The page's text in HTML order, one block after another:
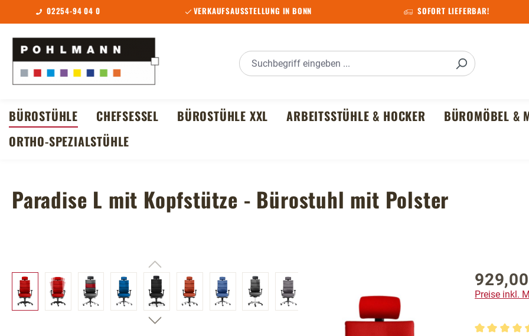
Hauptinhalt springen
Zur Suche springen
Zur Hauptnavigation springen
02254-94 04 0 VERKAUFSAUSSTELLUNG IN BONN SOFORT LIEFERBAR!
BÜROSTÜHLE CHEFSESSEL BÜROSTÜHLE XXL ARBEITSSTÜHLE & HOCKER BÜROMÖBEL &
ORTHO-SPEZIALSTÜHLE
Paradise L mit Kopfstütze - Bürostuhl mit Polster
Bildergalerie überspringen Regulärer
Preise inkl.